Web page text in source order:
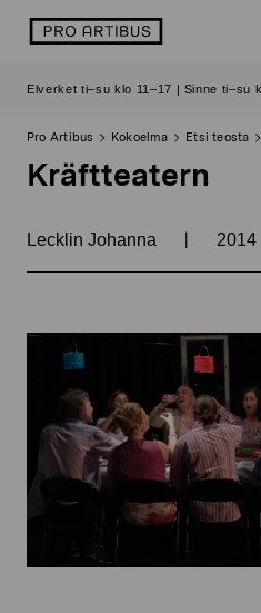
sisältöön
logo
Elverket ti–su klo 11–17 | Sinne ti–su
Pro Artibus Kokoelma Etsi teosta
Kräftteatern
Lecklin Johanna | 2014